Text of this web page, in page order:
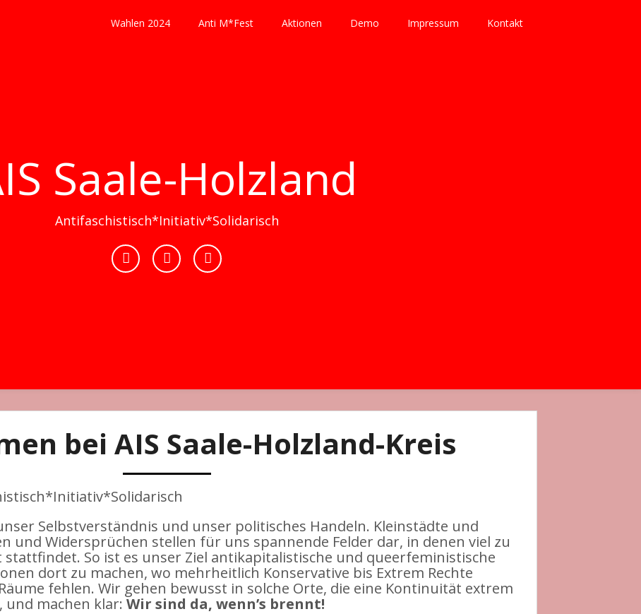
Wahlen 2024 Anti M*Fest Aktionen Demo Impressum Kontakt
Saale-Holzland
Antifaschistisch*Initiativ*Solidarisch
bei AIS Saale-Holzland-Kreis
Selbstverständnis und unser politisches Handeln. Kleinstädte und
und Widersprüchen stellen für uns spannende Felder dar, in denen viel zu
So ist es unser Ziel antikapitalistische und queerfeministische
dort zu machen, wo mehrheitlich Konservative bis Extrem Rechte
fehlen. Wir gehen bewusst in solche Orte, die eine Kontinuität extrem
machen klar: Wir sind da, wenn’s brennt!